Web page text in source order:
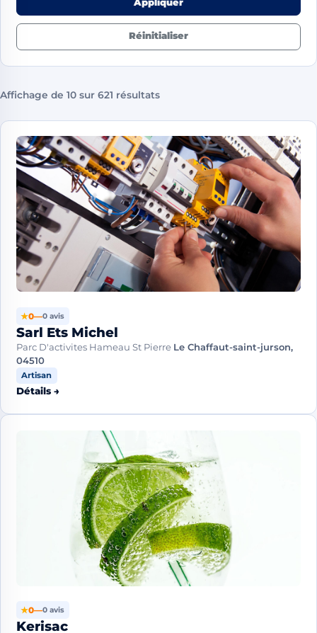
Réinitialiser
Affichage de 10 sur 621 résultats
★0—0 avis
Sarl Ets Michel
Parc D'activites Hameau St Pierre Le Chaffaut-saint-jurson,
04510
Artisan
Détails →
★0—0 avis
Kerisac